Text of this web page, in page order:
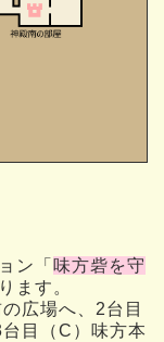
ン「 味方砦を守
ます。
広場へ、2台目
目（C）味方本